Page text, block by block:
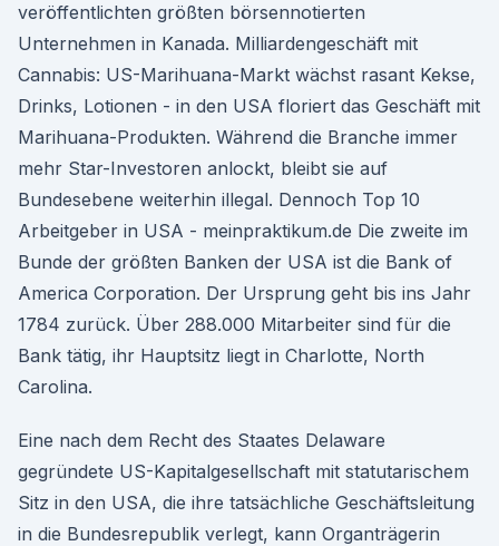
veröffentlichten größten börsennotierten
Unternehmen in Kanada. Milliardengeschäft mit
Cannabis: US-Marihuana-Markt wächst rasant Kekse,
Drinks, Lotionen - in den USA floriert das Geschäft mit
Marihuana-Produkten. Während die Branche immer
mehr Star-Investoren anlockt, bleibt sie auf
Bundesebene weiterhin illegal. Dennoch Top 10
Arbeitgeber in USA - meinpraktikum.de Die zweite im
Bunde der größten Banken der USA ist die Bank of
America Corporation. Der Ursprung geht bis ins Jahr
1784 zurück. Über 288.000 Mitarbeiter sind für die
Bank tätig, ihr Hauptsitz liegt in Charlotte, North
Carolina.
Eine nach dem Recht des Staates Delaware
gegründete US-Kapitalgesellschaft mit statutarischem
Sitz in den USA, die ihre tatsächliche Geschäftsleitung
in die Bundesrepublik verlegt, kann Organträgerin